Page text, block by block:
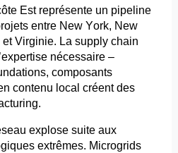
Est représenteun pipeline
entre New York, New
Virginie. La supply chain
nécessaire –
, composants
contenu local créent des
.
explose suite aux
extrêmes. Microgrids